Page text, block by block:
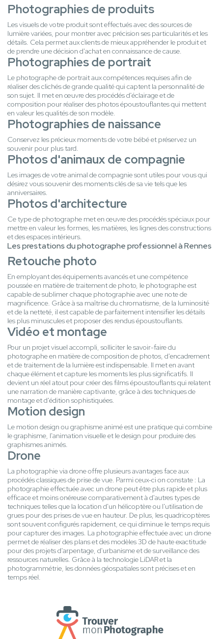
Photographies de produits
Les visuels de votre produit sont effectués avec des sources de
lumière variées, pour montrer avec précision ses particularités et les
détails. Cela permet aux clients de mieux appréhender le produit et
de prendre une décision d'achat en connaissance de cause.
Photographies de portrait
Le photographe de portrait aux compétences requises afin de
réaliser des clichés de grande qualité qui captent la personnalité de
son sujet. Il met en œuvre des procédés d'éclairage et de
composition pour réaliser des photos époustouflantes qui mettent
en valeur les qualités de son modèle.
Photographies de naissance
Conservez les précieux moments de votre bébé et préservez un
souvenir pour plus tard.
Photos d'animaux de compagnie
Les images de votre animal de compagnie sont utiles pour vous qui
désirez vous souvenir des moments clés de sa vie tels que les
anniversaires.
Photos d'architecture
Ce type de photographe met en œuvre des procédés spéciaux pour
mettre en valeur les formes, les matières, les lignes des constructions
et des espaces intérieurs.
Les prestations du photographe professionnel à Rennes
Retouche photo
En employant des équipements avancés et une compétence
poussée en matière de traitement de photo, le photographe est
capable de sublimer chaque photographie avec une note de
magnificence. Grâce à sa maîtrise du chromatisme, de la luminosité
et de la netteté, il est capable de parfaitement intensifier les détails
les plus minuscules et proposer des rendus époustouflants.
Vidéo et montage
Pour un projet visuel accompli, solliciter le savoir-faire du
photographe en matière de composition de photos, d'encadrement
et de traitement de la lumière est indispensable. Il met en avant
chaque élément et capture les moments les plus significatifs. Il
devient un réel atout pour créer des films époustouflants qui relatent
une narration de manière captivante, grâce à des techniques de
montage et d'édition sophistiquées.
Motion design
Le motion design ou graphisme animé est une pratique qui combine
le graphisme, l'animation visuelle et le design pour produire des
graphismes animés.
Drone
La photographie via drone offre plusieurs avantages face aux
procédés classiques de prise de vue. Parmi ceux-ci on constate : La
photographie effectuée avec un drone peut être plus rapide et plus
efficace et moins onéreuse comparativement à d'autres types de
techniques telles que la location d'un hélicoptère ou l'utilisation de
grues pour des prises de vue en hauteur. De plus, les quadricoptères
sont souvent configurés rapidement, ce qui diminue le temps requis
pour capturer des images. La photographie effectuée avec un drone
permet de réaliser des plans et des modèles 3D de haute exactitude
pour des projets d'arpentage, d'urbanisme et de surveillance des
ressources naturelles. Grâce à la technologie LiDAR et la
photogrammétrie, les données géospatiales sont précises et en
temps réel.